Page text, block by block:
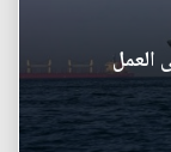
العمل